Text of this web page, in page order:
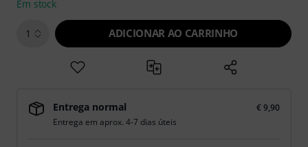
Em stock
1 ADICIONAR AO CARRINHO
Entrega normal
€ 9,90
Entrega em aprox. 4-7 dias úteis